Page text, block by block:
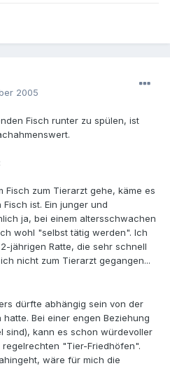
2005
Fisch runter zu spülen, ist
Fisch zum Tierarzt gehe, käme es
ist. Ein junger und
ja, bei einem altersschwachen
wohl "selbst tätig werden". Ich
jährigen Ratte, die sehr schnell
nicht zum Tierarzt gegangen...
dürfte abhängig sein von der
Bei einer engen Beziehung
sind), kann es schon würdevoller
"Tier-Friedhöfen".
wäre für mich die